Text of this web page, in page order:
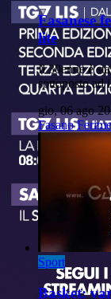
Fasanese
lite
Il 30enne è
sottoposto ad
gio, 06 ago
Fasano
Sport
Basket: